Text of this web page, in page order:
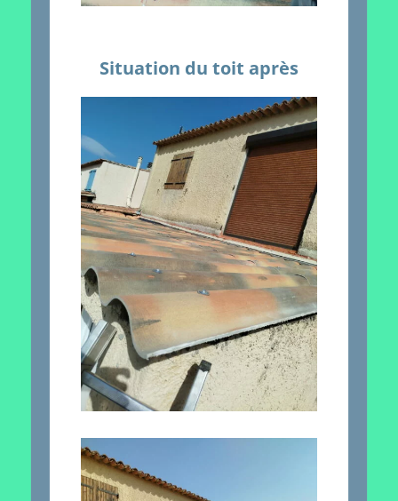
Situation du toit après